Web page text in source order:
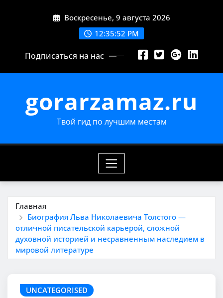
Воскресенье, 9 августа 2026
12:35:53 PM
Подписаться на нас
gorarzamaz.ru
Твой гид по лучшим местам
Главная
Биография Льва Николаевича Толстого —
отличной писательской карьерой, сложной
духовной историей и несравненным наследием в
мировой литературе
UNCATEGORISED